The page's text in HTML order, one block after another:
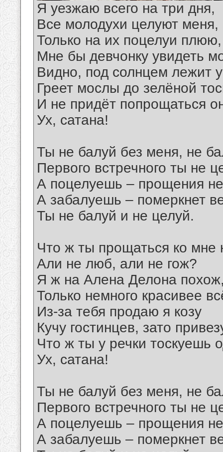
Я уезжаю всего на три дня,
Все молодухи целуют меня,
Только на их поцелуи плюю,
Мне бы девчонку увидеть
Видно, под солнцем лежит
Греет мослы до зелёной
И не придёт попрощаться
Ух, сатана!
Ты не балуй без меня, не
Первого встречного ты не
А поцелуешь – прощения
А забалуешь – померкнет
Ты не балуй и не целуй.
Что ж ты прощаться ко мне
Али не люб, али не гож?
Я ж на Алена Делона
Только немного красивее
Из-за тебя продаю я козу
Кучу гостинцев, зато
Что ж ты у речки тоскуешь
Ух, сатана!
Ты не балуй без меня, не
Первого встречного ты не
А поцелуешь – прощения
А забалуешь – померкнет